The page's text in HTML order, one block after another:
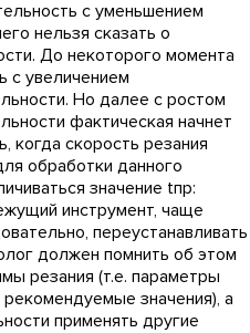
с уменьшением
нельзя сказать о
До некоторого момента
с увеличением
Но далее с ростом
фактическая начнет
когда скорость резания
обработки данного
значение tпр:
инструмент, чаще
переустанавливать
должен помнить об этом
резания (т.е. параметры
значения), а
применять другие